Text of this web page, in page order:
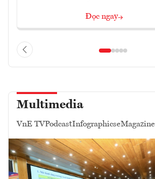
Đọc ngay
Multimedia
VnE TVPodcastInfographicseMagazine